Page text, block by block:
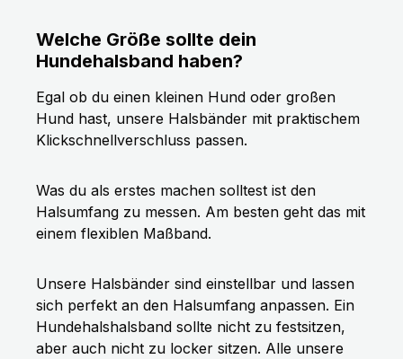
Welche Größe sollte dein
Hundehalsband haben?
Egal ob du einen kleinen Hund oder großen
Hund hast, unsere Halsbänder mit praktischem
Klickschnellverschluss passen.
Was du als erstes machen solltest ist den
Halsumfang zu messen. Am besten geht das mit
einem flexiblen Maßband.
Unsere Halsbänder sind einstellbar und lassen
sich perfekt an den Halsumfang anpassen. Ein
Hundehalshalsband sollte nicht zu festsitzen,
aber auch nicht zu locker sitzen. Alle unsere